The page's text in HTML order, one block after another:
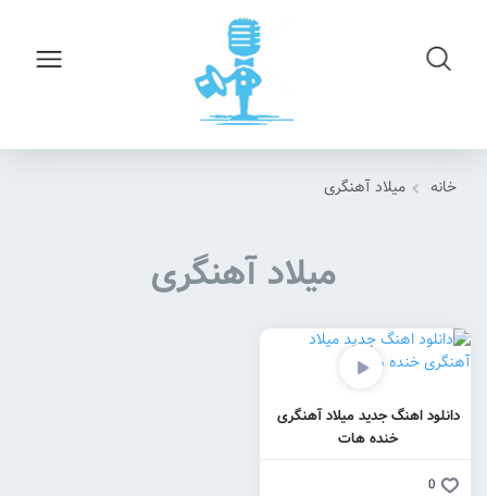
خانه میلاد آهنگری
میلاد آهنگری
دانلود اهنگ جدید میلاد آهنگری
خنده هات
0